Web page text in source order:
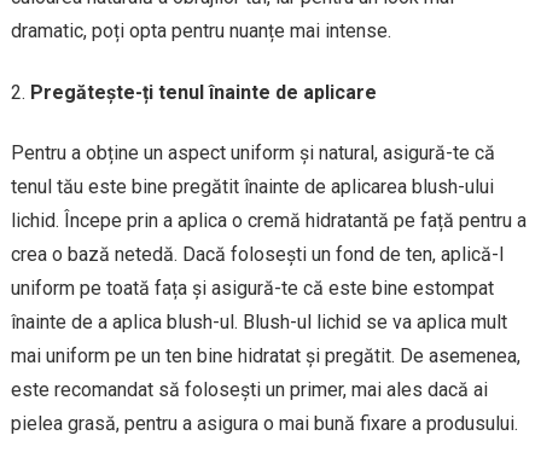
dramatic, poți opta pentru nuanțe mai intense.
Pregătește-ți tenul înainte de aplicare
Pentru a obține un aspect uniform și natural, asigură-te că
tenul tău este bine pregătit înainte de aplicarea blush-ului
lichid. Începe prin a aplica o cremă hidratantă pe față pentru a
crea o bază netedă. Dacă folosești un fond de ten, aplică-l
uniform pe toată fața și asigură-te că este bine estompat
înainte de a aplica blush-ul. Blush-ul lichid se va aplica mult
mai uniform pe un ten bine hidratat și pregătit. De asemenea,
este recomandat să folosești un primer, mai ales dacă ai
pielea grasă, pentru a asigura o mai bună fixare a produsului.